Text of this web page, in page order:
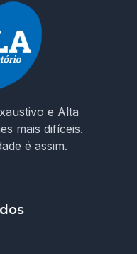
e Alta
mais difíceis.
é assim.